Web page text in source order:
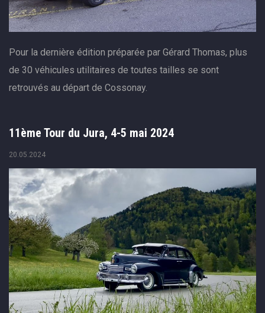
Pour la dernière édition préparée par Gérard Thomas, plus
de 30 véhicules utilitaires de toutes tailles se sont
retrouvés au départ de Cossonay.
11ème Tour du Jura, 4-5 mai 2024
20.05.2024